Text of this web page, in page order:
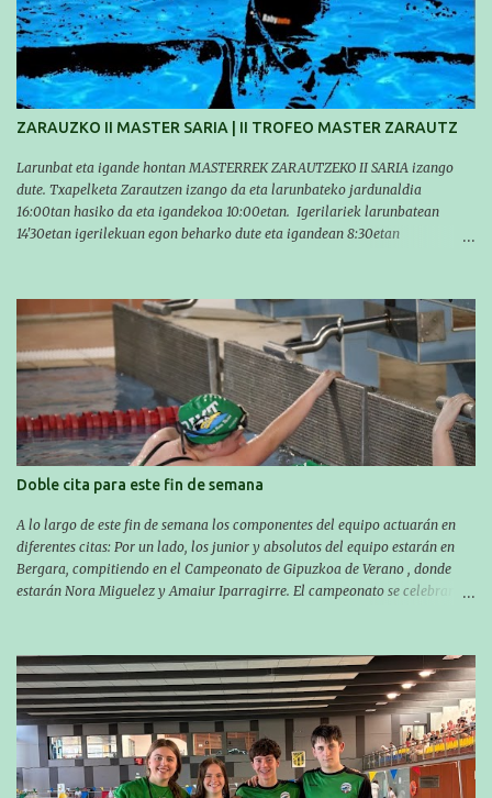
compañero Asier Gorostegi participaron en la V. San Antón Bira. En esta
travesía se realiza un recorrido desde la playa de Gaztetape hasta la playa
de Malkorbe, pero debido al estado del mar de aquel día, la organización
decidió hacerlo en el interior de la bahía de la playa de Malkorbe. Así,
Asier completó el recorrido en 29 minutos y 30 segundos, c...
ZARAUZKO II MASTER SARIA | II TROFEO MASTER ZARAUTZ
Larunbat eta igande hontan MASTERREK ZARAUTZEKO II SARIA izango
dute. Txapelketa Zarautzen izango da eta larunbateko jardunaldia
16:00tan hasiko da eta igandekoa 10:00etan. Igerilariek larunbatean
14'30etan igerilekuan egon beharko dute eta igandean 8:30etan
domingo los MASTERS tendrán el II TROFEO MASTER DE ZARAUTZ. La
competición se celebrará en Zarautz a las 16:00 la jornada del sabado y a
las 10:00 la del domingo. Los/las nadadores/as tendrán que estar en la
piscina a las 14:30 el sabado y a las 8:30 el domingo (polideportivo
Aritzbatalde). SERIES
Doble cita para este fin de semana
A lo largo de este fin de semana los componentes del equipo actuarán en
diferentes citas: Por un lado, los junior y absolutos del equipo estarán en
Bergara, compitiendo en el Campeonato de Gipuzkoa de Verano , donde
estarán Nora Miguelez y Amaiur Iparragirre. El campeonato se celebrará
sábado por la tarde a las 16:30. Por otro lado, otro grupo pequeño actuará
en el polideportivo Antzizar de Beasain en el XXIIIº memorial Leire
Contreras , en una mañana popular festiva organizada por el club Igartza.
Las pruebas empezarán a las 10:30, a las 11:30 habrá pruebas populares
australianas y después habrá un almuerzo para todos y todas las
participantes. Toda la información sobre convocatorias y competiciones la
encontraréis en nuestra web, en el siguiente enlace: